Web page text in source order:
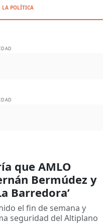
LA POLÍTICA
que AMLO
Bermúdez y
Barredora’
el fin de semana y
seguridad del Altiplano